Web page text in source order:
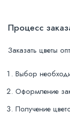
Процесс
Заказать цветы
Выбор
Оформление
Получение